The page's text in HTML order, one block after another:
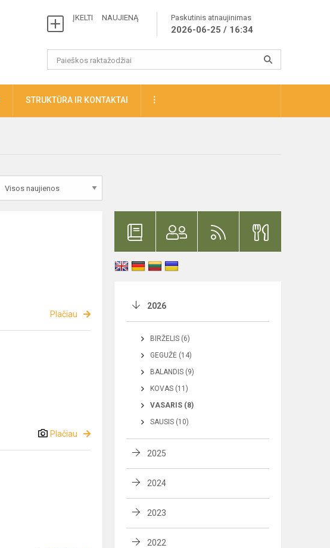
ĮKELTI NAUJIENĄ Paskutinis atnaujinimas
2026-06-25 / 16:34
STRUKTŪRA IR KONTAKTAI
Plačiau
Plačiau
2026
BIRŽELIS (6)
GEGUŽĖ (14)
BALANDIS (9)
KOVAS (11)
VASARIS (8)
SAUSIS (10)
2025
2024
2023
2022